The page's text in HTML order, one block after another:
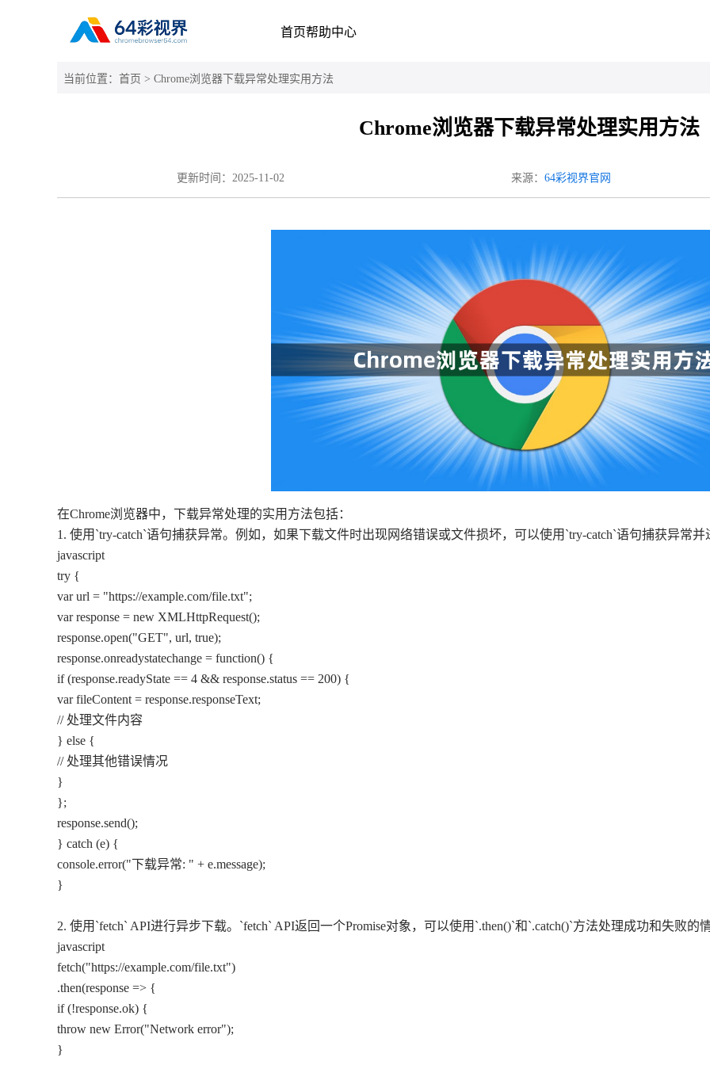
首页帮助中心
当前位置： 首页 > Chrome浏览器下载异常处理实用方法
Chrome浏览器下载异常处理实用方法
更新时间： 2025-11-02 来源： 64彩视界官网
在Chrome浏览器中，下载异常处理的实用方法包括：
1. 使用`try-catch`语句捕获异常。例如，如果下载文件时出现网络错误或文件损坏，可以使用`try-catch`语句捕获异常并
javascript
try {
var url = "https://example.com/file.txt";
var response = new XMLHttpRequest();
response.open("GET", url, true);
response.onreadystatechange = function() {
if (response.readyState == 4 && response.status == 200) {
var fileContent = response.responseText;
// 处理文件内容
} else {
// 处理其他错误情况
}
};
response.send();
} catch (e) {
console.error("下载异常: " + e.message);
}
2. 使用`fetch` API进行异步下载。`fetch` API返回一个Promise对象，可以使用`.then()`和`.catch()`方法处理成功和失败的
javascript
fetch("https://example.com/file.txt")
.then(response => {
if (!response.ok) {
throw new Error("Network error");
}